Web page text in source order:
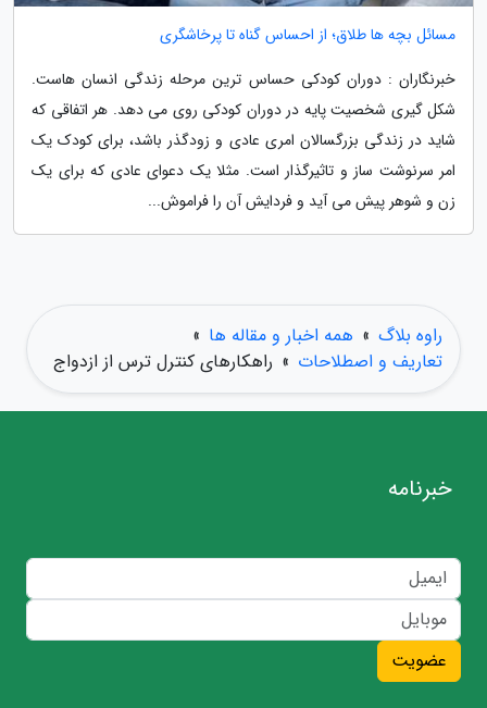
مسائل بچه ها طلاق؛ از احساس گناه تا پرخاشگری
خبرنگاران : دوران کودکی حساس ترین مرحله زندگی انسان هاست.
شکل گیری شخصیت پایه در دوران کودکی روی می دهد. هر اتفاقی که
شاید در زندگی بزرگسالان امری عادی و زودگذر باشد، برای کودک یک
امر سرنوشت ساز و تاثیرگذار است. مثلا یک دعوای عادی که برای یک
زن و شوهر پیش می آید و فردایش آن را فراموش...
راوه بلاگ » همه اخبار و مقاله ها »
تعاریف و اصطلاحات » راهکارهای کنترل ترس از ازدواج
خبرنامه
عضویت